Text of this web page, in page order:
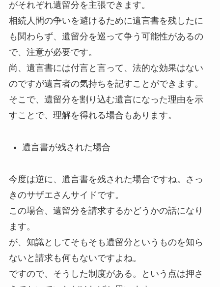
がそれぞれ遺留分を主張できます。
相続人間の争いを避けるために遺言書を残したに
も関わらず、遺留分を巡って争う可能性があるの
で、注意が必要です。
尚、遺言書には付言と言って、法的な効果はない
のですが遺言者の気持ちを記すことができます。
そこで、遺留分を割り込む遺言になった理由を示
すことで、理解を得れる場合もあります。
遺言書が残された場合
今度は逆に、遺言書を残された場合ですね。さっ
きのサザエさんサイドです。
この場合、遺留分を請求するかどうかの話になり
ます。
が、知識としてそもそも遺留分というものを知ら
ないと請求も何もないですよね。
ですので、そうした制度がある。という点は押さ